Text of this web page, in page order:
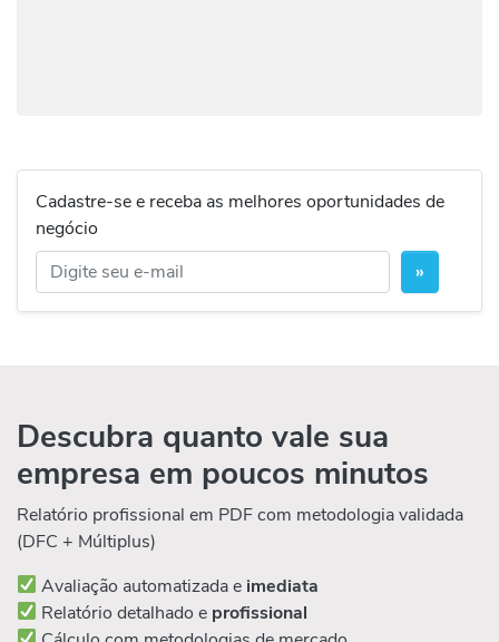
Cadastre-se e receba as melhores oportunidades de
negócio
»
Descubra quanto vale sua
empresa em poucos minutos
Relatório profissional em PDF com metodologia validada
(DFC + Múltiplus)
Avaliação automatizada e imediata
Relatório detalhado e profissional